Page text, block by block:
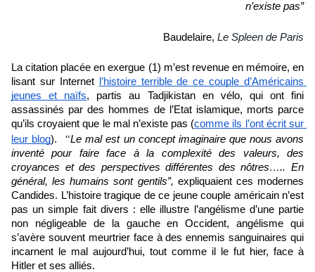
n’existe pas”
Baudelaire, Le Spleen de Paris
La citation placée en exergue (1) m’est revenue en mémoire, en
lisant sur Internet l’histoire terrible de ce couple d’Américains
jeunes et naïfs, partis au Tadjikistan en vélo, qui ont fini
assassinés par des hommes de l’Etat islamique, morts parce
qu’ils croyaient que le mal n’existe pas (comme ils l’ont écrit sur
leur blog). “Le mal est un concept imaginaire que nous avons
inventé pour faire face à la complexité des valeurs, des
croyances et des perspectives différentes des nôtres….. En
général, les humains sont gentils”, expliquaient ces modernes
Candides. L’histoire tragique de ce jeune couple américain n’est
pas un simple fait divers : elle illustre l’angélisme d’une partie
non négligeable de la gauche en Occident, angélisme qui
s’avère souvent meurtrier face à des ennemis sanguinaires qui
incarnent le mal aujourd’hui, tout comme il le fut hier, face à
Hitler et ses alliés.